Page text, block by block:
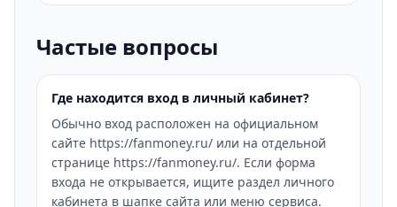
Частые вопросы
Где находится вход в личный кабинет?
Обычно вход расположен на официальном
сайте https://fanmoney.ru/ или на отдельной
странице https://fanmoney.ru/. Если форма
входа не открывается, ищите раздел личного
кабинета в шапке сайта или меню сервиса.